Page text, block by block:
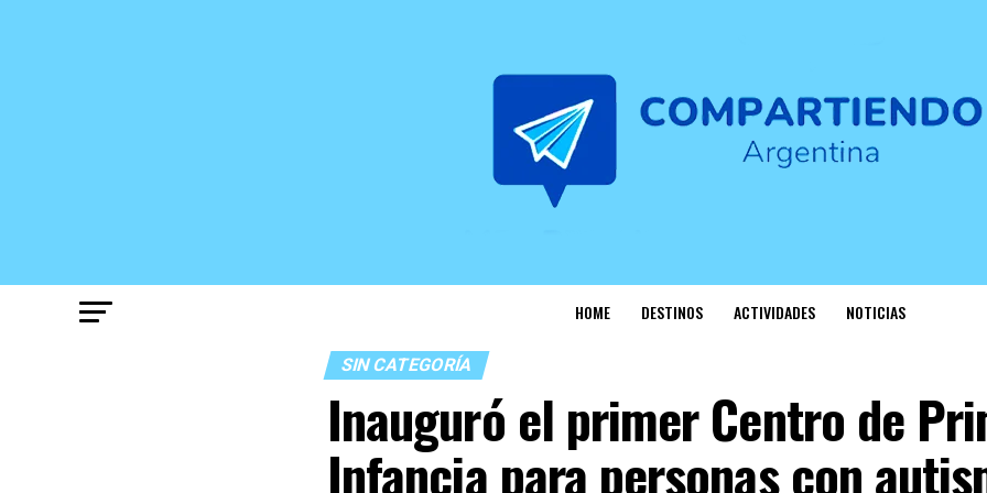
HOME DESTINOS ACTIVIDADES NOTICIAS
SIN CATEGORÍA
Inauguró el primer Centro de
Infancia para personas con